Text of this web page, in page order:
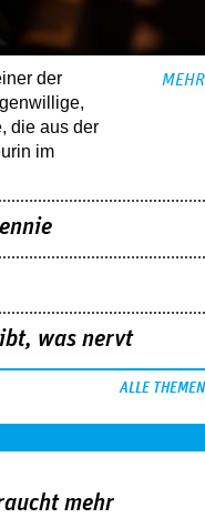
der
die aus der
im
MEHR
was nervt
ALLE THEMEN
mehr